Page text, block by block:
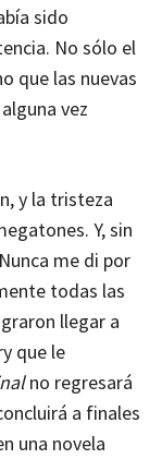
sido
No sólo el
que las nuevas
vez
y la tristeza
Y, sin
me di por
todas las
llegar a
que le
no regresará
a finales
una novela